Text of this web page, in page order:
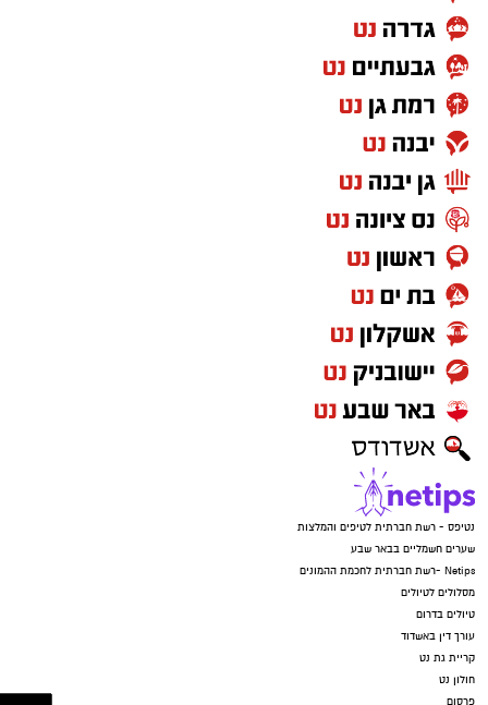
נטיפס - רשת חברתית לטיפים והמלצות
שערים חשמליים בבאר שבע
Netips -רשת חברתית לחכמת ההמונים
מסלולים לטיולים
טיולים בדרום
עורך דין באשדוד
קריית גת נט
חולון נט
פרסום